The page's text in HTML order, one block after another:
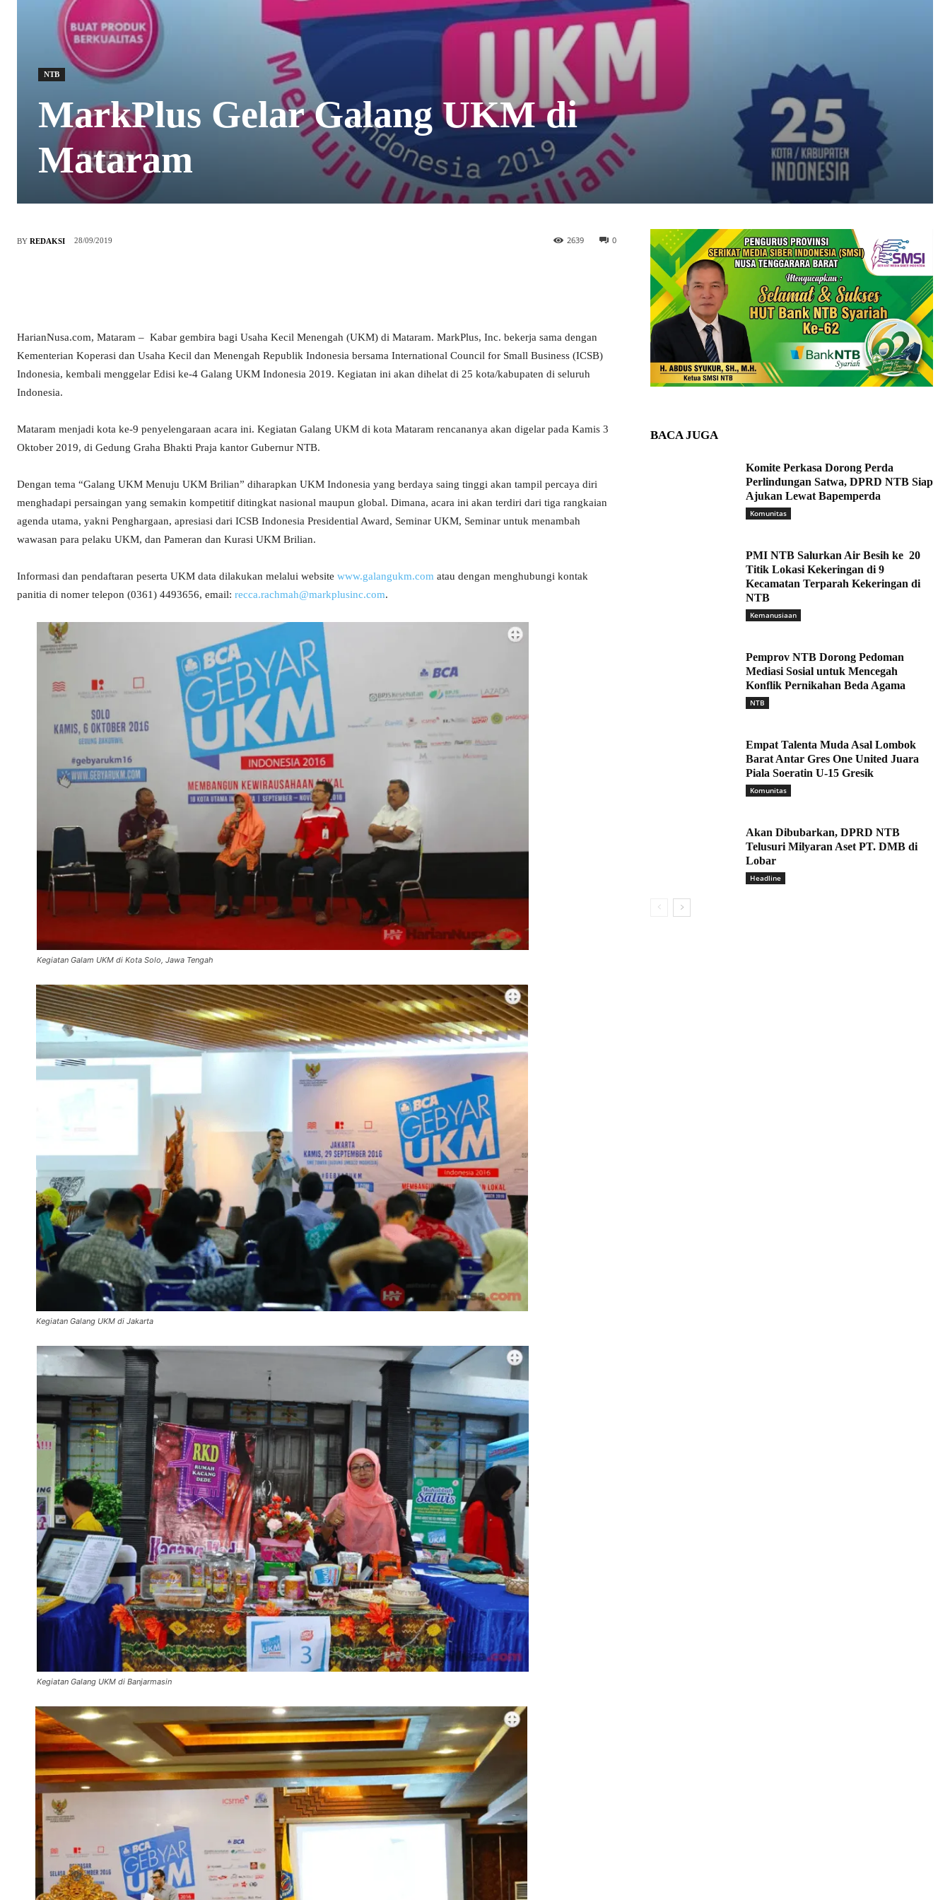
NTB
MarkPlus Gelar Galang UKM di
Mataram
BY REDAKSI 28/09/2019 0
2639
HarianNusa.com, Mataram – Kabar gembira bagi Usaha Kecil Menengah (UKM) di Mataram. MarkPlus, Inc. bekerja sama dengan
Kementerian Koperasi dan Usaha Kecil dan Menengah Republik Indonesia bersama International Council for Small Business (ICSB)
Indonesia, kembali menggelar Edisi ke-4 Galang UKM Indonesia 2019. Kegiatan ini akan dihelat di 25 kota/kabupaten di seluruh
Indonesia.
Mataram menjadi kota ke-9 penyelengaraan acara ini. Kegiatan Galang UKM di kota Mataram rencananya akan digelar pada Kamis 3
Oktober 2019, di Gedung Graha Bhakti Praja kantor Gubernur NTB.
Dengan tema “Galang UKM Menuju UKM Brilian” diharapkan UKM Indonesia yang berdaya saing tinggi akan tampil percaya diri
menghadapi persaingan yang semakin kompetitif ditingkat nasional maupun global. Dimana, acara ini akan terdiri dari tiga rangkaian
agenda utama, yakni Penghargaan, apresiasi dari ICSB Indonesia Presidential Award, Seminar UKM, Seminar untuk menambah
wawasan para pelaku UKM, dan Pameran dan Kurasi UKM Brilian.
Informasi dan pendaftaran peserta UKM data dilakukan melalui website www.galangukm.com atau dengan menghubungi kontak
panitia di nomer telepon (0361) 4493656, email: recca.rachmah@markplusinc.com.
Kegiatan Galam UKM di Kota Solo, Jawa Tengah
Kegiatan Galang UKM di Jakarta
Kegiatan Galang UKM di Banjarmasin
BACA JUGA
Komite Perkasa Dorong Perda
Perlindungan Satwa, DPRD NTB Siap
Ajukan Lewat Bapemperda
Komunitas
PMI NTB Salurkan Air Besih ke 20
Titik Lokasi Kekeringan di 9
Kecamatan Terparah Kekeringan di
NTB
Kemanusiaan
Pemprov NTB Dorong Pedoman
Mediasi Sosial untuk Mencegah
Konflik Pernikahan Beda Agama
NTB
Empat Talenta Muda Asal Lombok
Barat Antar Gres One United Juara
Piala Soeratin U-15 Gresik
Komunitas
Akan Dibubarkan, DPRD NTB
Telusuri Milyaran Aset PT. DMB di
Lobar
Headline